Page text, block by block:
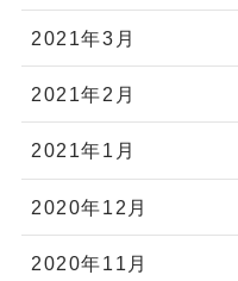
2021年3月
2021年2月
2021年1月
2020年12月
2020年11月